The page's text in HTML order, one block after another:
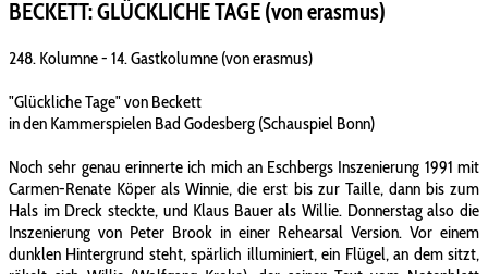
BECKETT: GLÜCKLICHE TAGE (von erasmus)
248. Kolumne - 14. Gastkolumne (von erasmus)
"Glückliche Tage" von Beckett
in den Kammerspielen Bad Godesberg (Schauspiel Bonn)
Noch sehr genau erinnerte ich mich an Eschbergs Inszenierung 1991 mit
Carmen-Renate Köper als Winnie, die erst bis zur Taille, dann bis zum
Hals im Dreck steckte, und Klaus Bauer als Willie. Donnerstag also die
Inszenierung von Peter Brook in einer Rehearsal Version. Vor einem
dunklen Hintergrund steht, spärlich illuminiert, ein Flügel, an dem sitzt,